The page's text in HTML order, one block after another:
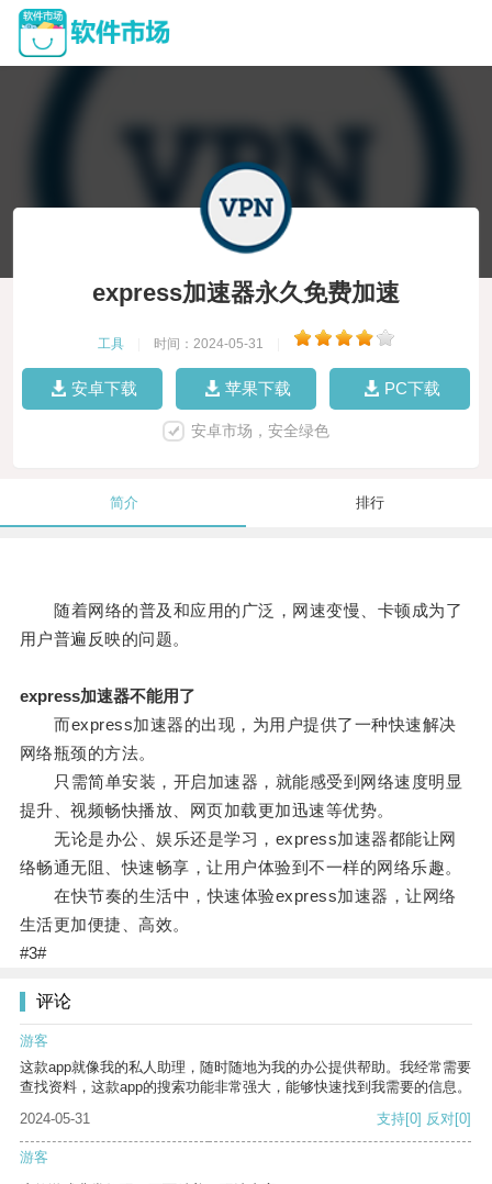
express加速器永久免费加速
工具 时间：2024-05-31
安卓下载 苹果下载 PC下载
安卓市场，安全绿色
简介 排行
随着网络的普及和应用的广泛，网速变慢、卡顿成为了
用户普遍反映的问题。
express加速器不能用了
而express加速器的出现，为用户提供了一种快速解决
网络瓶颈的方法。
只需简单安装，开启加速器，就能感受到网络速度明显
提升、视频畅快播放、网页加载更加迅速等优势。
无论是办公、娱乐还是学习，express加速器都能让网
络畅通无阻、快速畅享，让用户体验到不一样的网络乐趣。
在快节奏的生活中，快速体验express加速器，让网络
生活更加便捷、高效。
#3#
评论
游客
这款app就像我的私人助理，随时随地为我的办公提供帮助。我经常需要
查找资料，这款app的搜索功能非常强大，能够快速找到我需要的信息。
2024-05-31
支持[0] 反对[0]
游客